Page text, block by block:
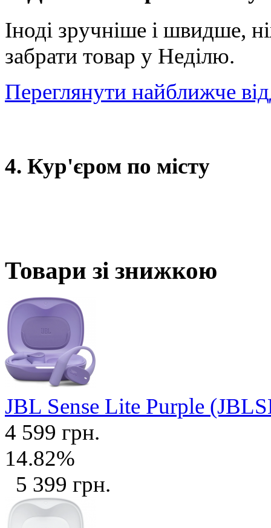
Іноді зручніше і швидше,
забрати товар у Неділю.
Переглянути найближче
4. Кур'єром по місту
Товари зі знижкою
JBL Sense Lite Purple
4 599 грн.
14.82%
5 399 грн.